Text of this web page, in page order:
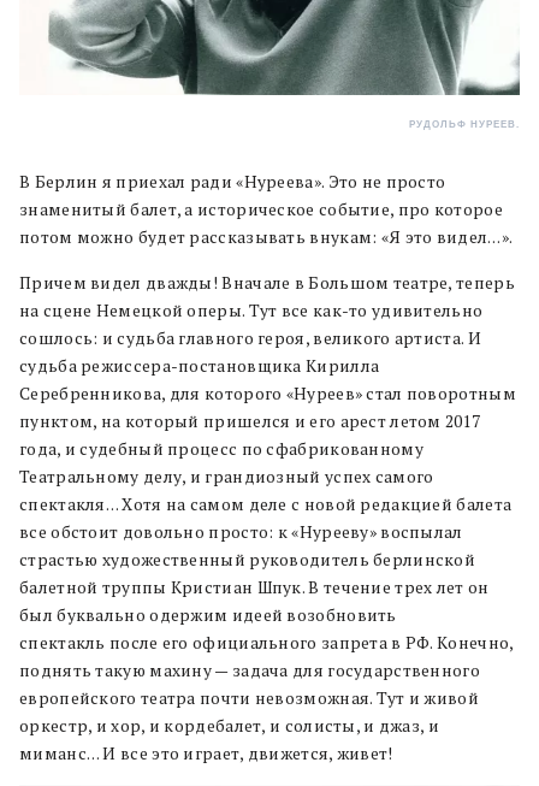
РУДОЛЬФ НУРЕЕВ.
В Берлин я приехал ради «Нуреева». Это не просто
знаменитый балет, а историческое событие, про которое
потом можно будет рассказывать внукам: «Я это видел…».
Причем видел дважды! Вначале в Большом театре, теперь
на сцене Немецкой оперы. Тут все как-то удивительно
сошлось: и судьба главного героя, великого артиста. И
судьба режиссера-постановщика Кирилла
Серебренникова, для которого «Нуреев» стал поворотным
пунктом, на который пришелся и его арест летом 2017
года, и судебный процесс по сфабрикованному
Театральному делу, и грандиозный успех самого
спектакля… Хотя на самом деле с новой редакцией балета
все обстоит довольно просто: к «Нурееву» воспылал
страстью художественный руководитель берлинской
балетной труппы Кристиан Шпук. В течение трех лет он
был буквально одержим идеей возобновить
спектакль после его официального запрета в РФ. Конечно,
поднять такую махину — задача для государственного
европейского театра почти невозможная. Тут и живой
оркестр, и хор, и кордебалет, и солисты, и джаз, и
миманс… И все это играет, движется, живет!